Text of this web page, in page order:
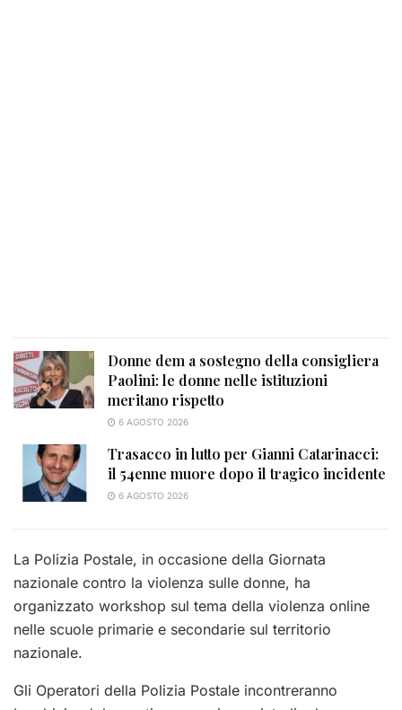
Donne dem a sostegno della consigliera
Paolini: le donne nelle istituzioni
meritano rispetto
6 AGOSTO 2026
Trasacco in lutto per Gianni Catarinacci:
il 54enne muore dopo il tragico incidente
6 AGOSTO 2026
La Polizia Postale, in occasione della Giornata
nazionale contro la violenza sulle donne, ha
organizzato workshop sul tema della violenza online
nelle scuole primarie e secondarie sul territorio
nazionale.
Gli Operatori della Polizia Postale incontreranno